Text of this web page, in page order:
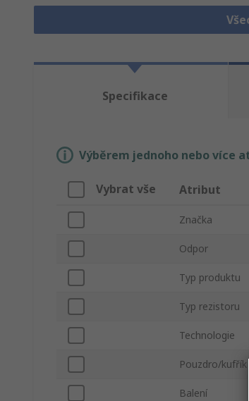
Specifikace
Výběrem jednoho nebo více
Vybrat vše Atribut
Značka
Odpor
Typ produktu
Typ rezistoru
Technologie
Pouzdro/kufřík
Balení